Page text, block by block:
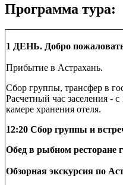
Программа тура:
1 ДЕНЬ. Добро
Прибытие в Астрахань.
Сбор группы, трансфер в
Расчетный час заселения -
камере хранения отеля.
12:20 Сбор группы и
Обед в рыбном ресторане
Обзорная экскурсия по